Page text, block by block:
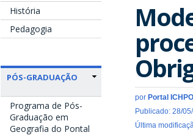
História
Pedagogia
PÓS-GRADUAÇÃO
Programa de Pós-
Graduação em
Geografia do Pontal
por Portal ICHPO
Publicado: 28/
Última